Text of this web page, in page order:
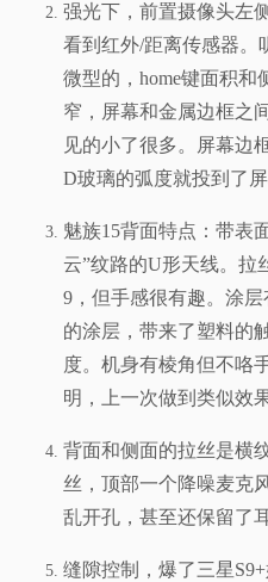
强光下，前置摄像头左
看到红外/距离传感器。
微型的，home键面积和
窄，屏幕和金属边框之
见的小了很多。屏幕边
D玻璃的弧度就投到了屏
魅族15背面特点：带表
云”纹路的U形天线。拉
9，但手感很有趣。涂
的涂层，带来了塑料的
度。机身有棱角但不咯
明，上一次做到类似效
背面和侧面的拉丝是横
丝，顶部一个降噪麦克
乱开孔，甚至还保留了
缝隙控制，爆了三星